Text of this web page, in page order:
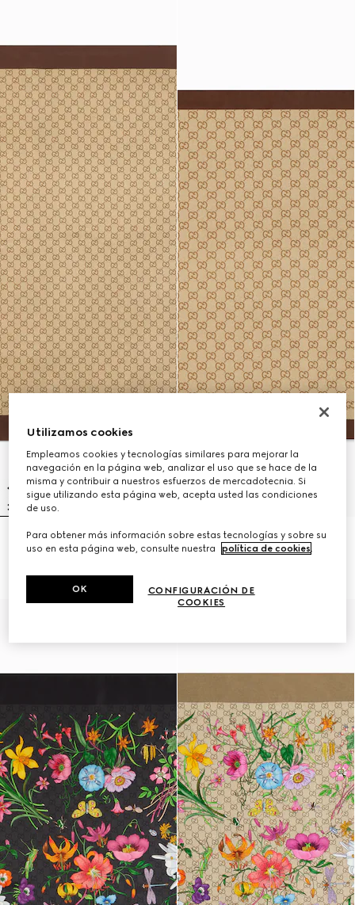
Pañuelo de sarga de seda con
estampado
Pañuelo de sarga de seda con
estampado
Utilizamos cookies
Empleamos cookies y tecnologías similares para mejorar la
navegación en la página web, analizar el uso que se hace de la
misma y contribuir a nuestros esfuerzos de mercadotecnia. Si
sigue utilizando esta página web, acepta usted las condiciones
de uso.
Para obtener más información sobre estas tecnologías y sobre su
uso en esta página web, consulte nuestra
política de cookies.
CONFIGURACIÓN DE
COOKIES
OK